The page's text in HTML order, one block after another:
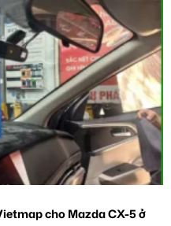
cho Mazda CX-5 ở